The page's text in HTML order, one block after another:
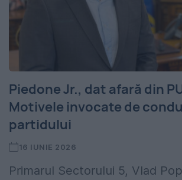
Piedone Jr., dat afară din
Motivele invocate de
partidului
16 IUNIE 2026
Primarul Sectorului 5, Vlad